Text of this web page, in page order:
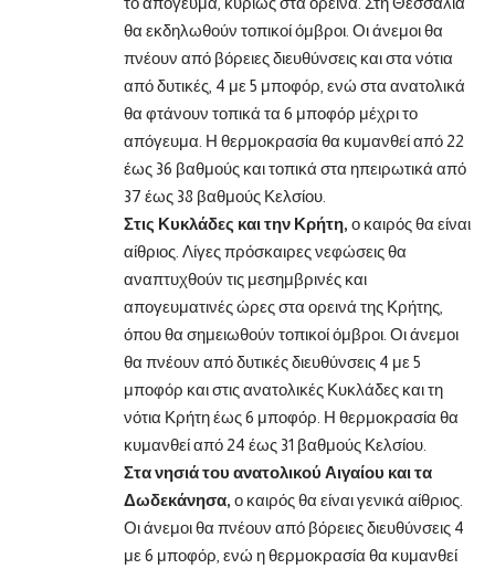
θα εκδηλωθούν τοπικοί όμβροι. Οι άνεμοι θα
πνέουν από βόρειες διευθύνσεις και στα νότια
από δυτικές, 4 με 5 μποφόρ, ενώ στα ανατολικά
θα φτάνουν τοπικά τα 6 μποφόρ μέχρι το
απόγευμα. Η θερμοκρασία θα κυμανθεί από 22
έως 36 βαθμούς και τοπικά στα ηπειρωτικά από
37 έως 38 βαθμούς Κελσίου.
Στις Κυκλάδες και την Κρήτη, ο καιρός θα είναι
αίθριος. Λίγες πρόσκαιρες νεφώσεις θα
αναπτυχθούν τις μεσημβρινές και
απογευματινές ώρες στα ορεινά της Κρήτης,
όπου θα σημειωθούν τοπικοί όμβροι. Οι άνεμοι
θα πνέουν από δυτικές διευθύνσεις 4 με 5
μποφόρ και στις ανατολικές Κυκλάδες και τη
νότια Κρήτη έως 6 μποφόρ. Η θερμοκρασία θα
κυμανθεί από 24 έως 31 βαθμούς Κελσίου.
Στα νησιά του ανατολικού Αιγαίου και τα
Δωδεκάνησα, ο καιρός θα είναι γενικά αίθριος.
Οι άνεμοι θα πνέουν από βόρειες διευθύνσεις 4
με 6 μποφόρ, ενώ η θερμοκρασία θα κυμανθεί